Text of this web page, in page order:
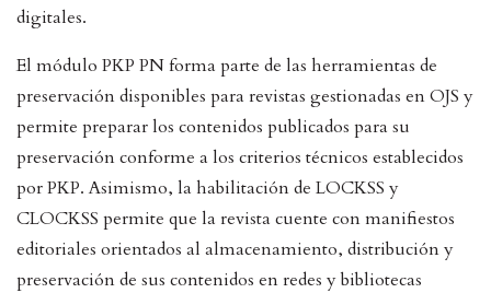
digitales.
El módulo PKP PN forma parte de las herramientas de
preservación disponibles para revistas gestionadas en OJS y
permite preparar los contenidos publicados para su
preservación conforme a los criterios técnicos establecidos
por PKP. Asimismo, la habilitación de LOCKSS y
CLOCKSS permite que la revista cuente con manifiestos
editoriales orientados al almacenamiento, distribución y
preservación de sus contenidos en redes y bibliotecas